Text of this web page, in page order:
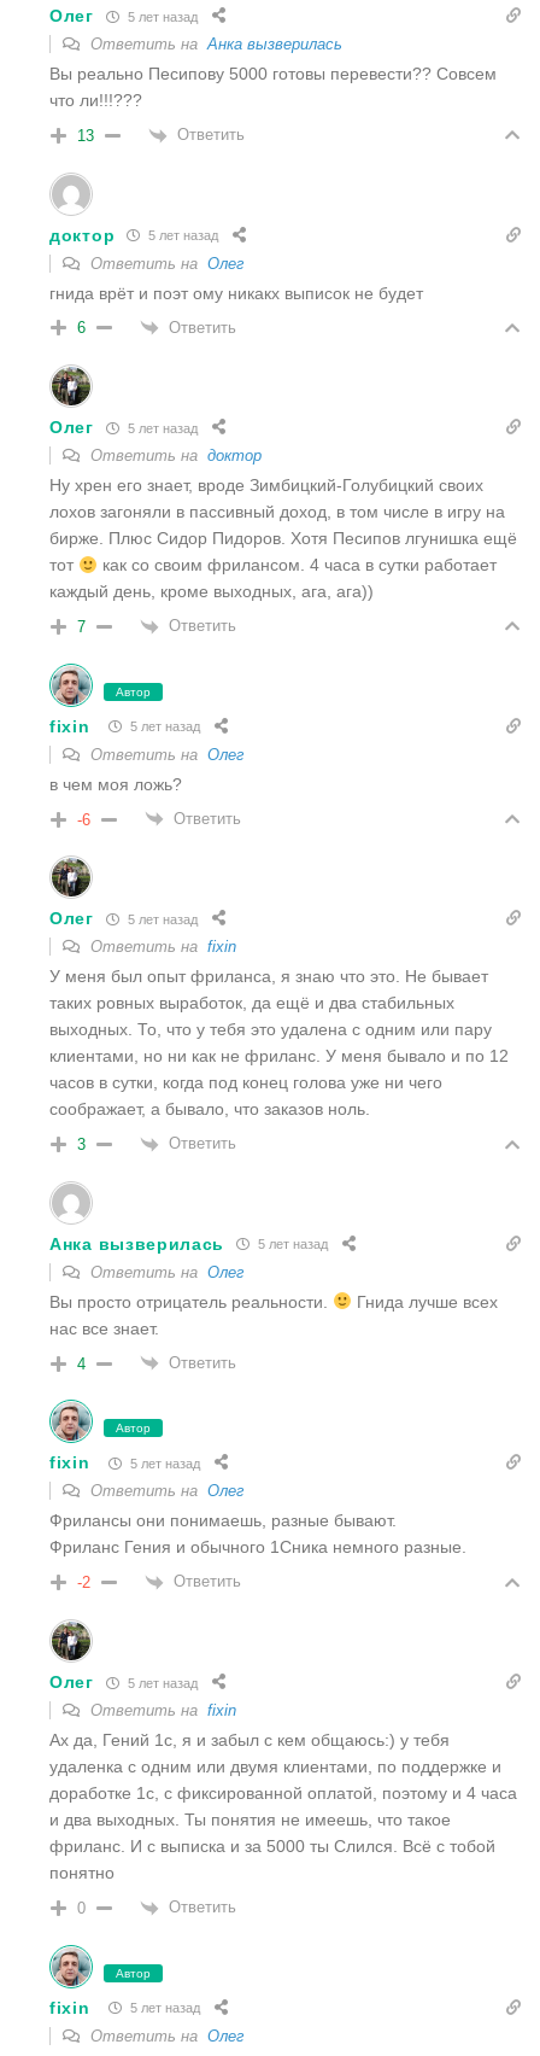
Олег 5 лет назад
Ответить наАнка вызверилась
Вы реально Песипову 5000 готовы перевести?? Совсем
что ли!!!???
13 Ответить
доктор 5 лет назад
Ответить на Олег
гнида врёт и поэт ому никакх выписок не будет
6 Ответить
Олег 5 лет назад
Ответить на доктор
Ну хрен его знает, вроде Зимбицкий-Голубицкий своих
лохов загоняли в пассивный доход, в том числе в игру на
бирже. Плюс Сидор Пидоров. Хотя Песипов лгунишка ещё
тот
как со своим фрилансом. 4 часа в сутки работает
каждый день, кроме выходных, ага, ага))
7 Ответить
Автор
fixin 5 лет назад
Ответить на Олег
в чем моя ложь?
-6 Ответить
Олег 5 лет назад
Ответить на fixin
У меня был опыт фриланса, я знаю что это. Не бывает
таких ровных выработок, да ещё и два стабильных
выходных. То, что у тебя это удалена с одним или пару
клиентами, но ни как не фриланс. У меня бывало и по 12
часов в сутки, когда под конец голова уже ни чего
соображает, а бывало, что заказов ноль.
3 Ответить
Анка вызверилась 5 лет назад
Ответить на Олег
Вы просто отрицатель реальности.
Гнида лучше всех
нас все знает.
4 Ответить
Автор
fixin 5 лет назад
Ответить на Олег
Фрилансы они понимаешь, разные бывают.
Фриланс Гения и обычного 1Сника немного разные.
-2 Ответить
Олег 5 лет назад
Ответить на fixin
Ах да, Гений 1с, я и забыл с кем общаюсь:) у тебя
удаленка с одним или двумя клиентами, по поддержке и
доработке 1с, с фиксированной оплатой, поэтому и 4 часа
и два выходных. Ты понятия не имеешь, что такое
фриланс. И с выписка и за 5000 ты Слился. Всё с тобой
понятно
0 Ответить
Автор
fixin 5 лет назад
Ответить на Олег